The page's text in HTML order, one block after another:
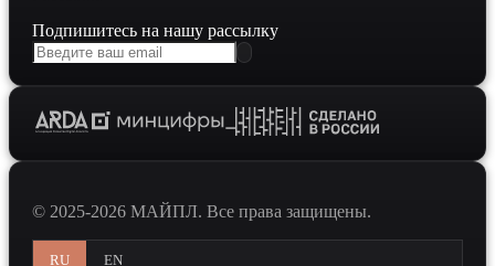
Подпишитесь на нашу рассылку
© 2025-2026 МАЙПЛ. Все права защищены.
RU EN